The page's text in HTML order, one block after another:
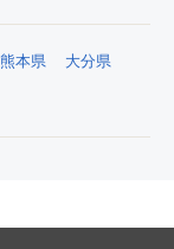
熊本県 大分県